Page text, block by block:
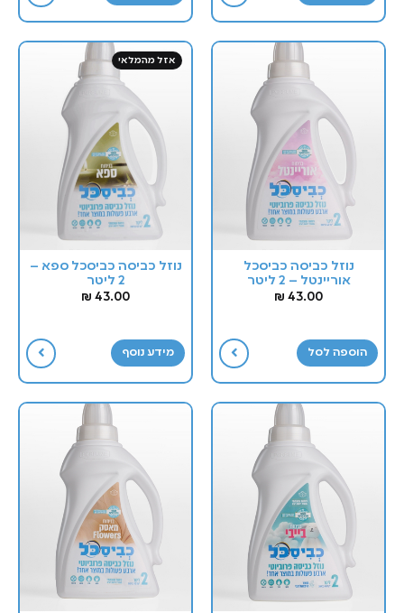
נוזל כביסה כביסכל
אוריינטל – 2 ליטר
43.00
₪
הוספה לסל
אזל מהמלאי
נוזל כביסה כביסכל ספא –
2 ליטר
43.00
₪
מידע נוסף